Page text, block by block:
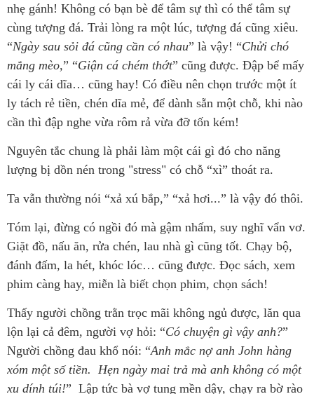
nhẹ gánh! Không có bạn bè để tâm sự thì có thể tâm sự
cùng tượng đá. Trải lòng ra một lúc, tượng đá cũng xiêu.
“Ngày sau sỏi đá cũng cần có nhau” là vậy! “Chửi chó
mắng mèo,” “Giận cá chém thớt” cũng được. Đập bể mấy
cái ly cái dĩa… cũng hay! Có điều nên chọn trước một ít
ly tách rẻ tiền, chén dĩa mẻ, để dành sẵn một chỗ, khi nào
cần thì đập nghe vừa rôm rả vừa đỡ tốn kém!
Nguyên tắc chung là phải làm một cái gì đó cho năng
lượng bị dồn nén trong "stress" có chỗ “xì” thoát ra.
Ta vẫn thường nói “xả xú bắp,” “xả hơi...” là vậy đó thôi.
Tóm lại, đừng có ngồi đó mà gậm nhấm, suy nghĩ vẩn vơ.
Giặt đồ, nấu ăn, rửa chén, lau nhà gì cũng tốt. Chạy bộ,
đánh đấm, la hét, khóc lóc… cũng được. Đọc sách, xem
phim càng hay, miễn là biết chọn phim, chọn sách!
Thấy người chồng trằn trọc mãi không ngủ được, lăn qua
lộn lại cả đêm, người vợ hỏi: “Có chuyện gì vậy anh?”
Người chồng đau khổ nói: “Anh mắc nợ anh John hàng
xóm một số tiền. Hẹn ngày mai trả mà anh không có một
xu dính túi!” Lập tức bà vợ tung mền dậy, chạy ra bờ rào